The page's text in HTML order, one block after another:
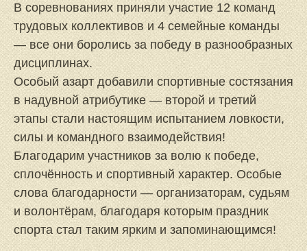
В соревнованиях приняли участие 12 команд
трудовых коллективов и 4 семейные команды
— все они боролись за победу в разнообразных
дисциплинах.
Особый азарт добавили спортивные состязания
в надувной атрибутике — второй и третий
этапы стали настоящим испытанием ловкости,
силы и командного взаимодействия!
Благодарим участников за волю к победе,
сплочённость и спортивный характер. Особые
слова благодарности — организаторам, судьям
и волонтёрам, благодаря которым праздник
спорта стал таким ярким и запоминающимся!